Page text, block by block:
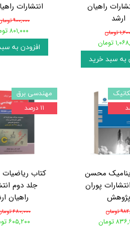
راهیان
ارشد
تومان
تومان
به سبد خرید
انتشارات
۹۰۰,۰۰۰ تومان
۸۰۱,۰۰۰ تومان
افزودن به
محسن
پوران
پژوهش
تومان
تومان
کتاب
جلد دوم
راهیان
۶۸۰,۰۰۰ تومان
۶۰۵,۲۰۰ تومان
مهندسی برق
۱۱ درصد